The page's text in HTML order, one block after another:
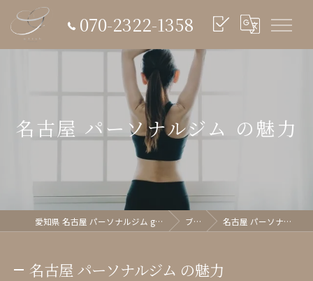
070-2322-1358
名古屋 パーソナルジム の魅力
愛知県 名古屋 パーソナルジム glish《グリッシュ》 ブログ 名古屋 パーソナルジム の魅力
名古屋 パーソナルジム の魅力